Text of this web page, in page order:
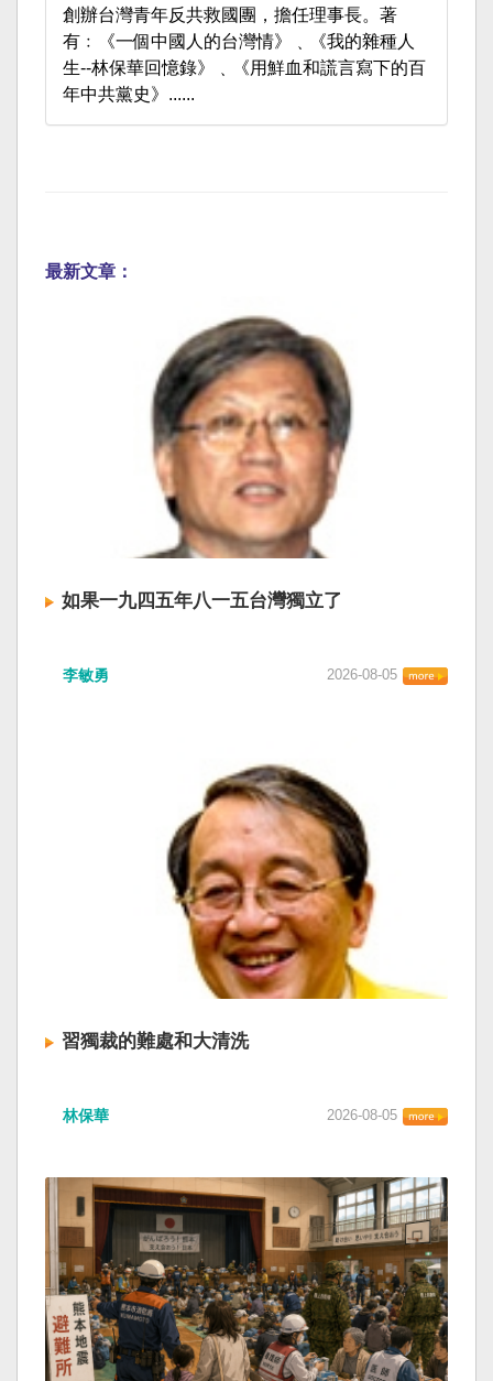
創辦台灣青年反共救國團，擔任理事長。著
有﹕《一個中國人的台灣情》﹑《我的雜種人
生--林保華回憶錄》﹑《用鮮血和謊言寫下的百
年中共黨史》......
最新文章：
如果一九四五年八一五台灣獨立了
李敏勇 2026-08-05
習獨裁的難處和大清洗
林保華 2026-08-05